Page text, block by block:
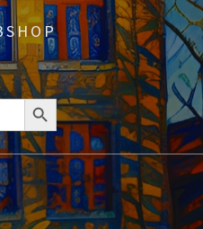
Search Button